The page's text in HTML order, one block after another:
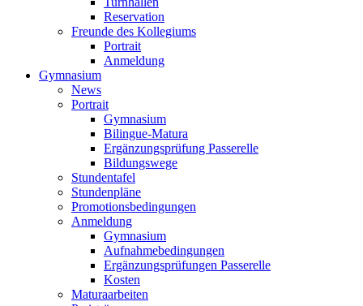
Reservation
Freunde des Kollegiums
Portrait
Anmeldung
Gymnasium
News
Portrait
Gymnasium
Bilingue-Matura
Ergänzungsprüfung Passerelle
Bildungswege
Stundentafel
Stundenpläne
Promotionsbedingungen
Anmeldung
Gymnasium
Aufnahmebedingungen
Ergänzungsprüfungen Passerelle
Kosten
Maturaarbeiten